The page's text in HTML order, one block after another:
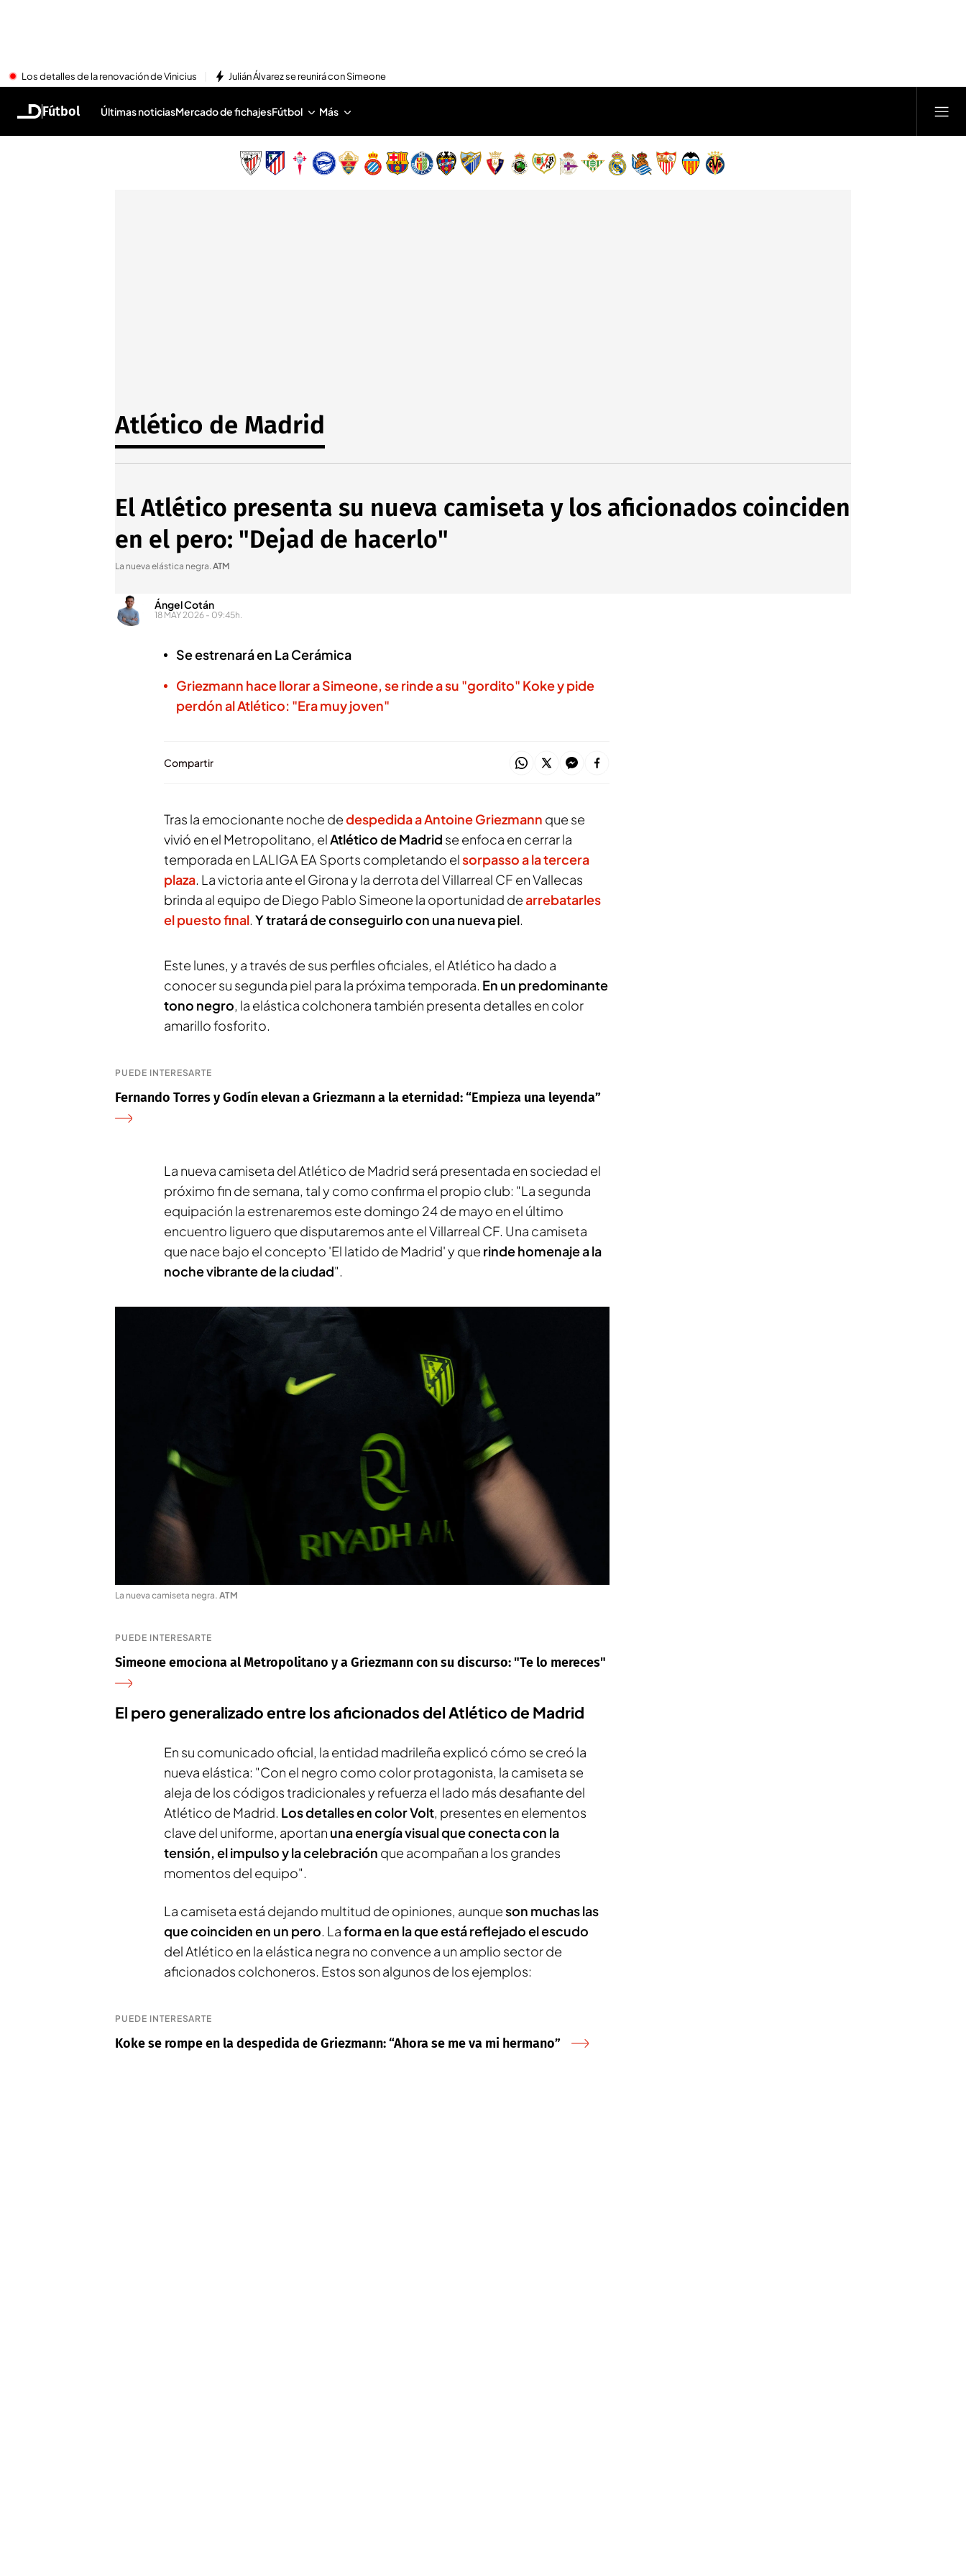
Los detalles de la renovación de Vinicius Julián Álvarez se reunirá con Simeone
Fútbol Últimas noticiasMercado de fichajesFútbol Más
Atlético de Madrid
El Atlético presenta su nueva camiseta y los aficionados coinciden
en el pero: "Dejad de hacerlo"
La nueva elástica negra.ATM
Ángel Cotán
18 MAY 2026 - 09:45h.
Se estrenará en La Cerámica
Griezmann hace llorar a Simeone, se rinde a su "gordito" Koke y pide
perdón al Atlético: "Era muy joven"
Compartir
Tras la emocionante noche dedespedida a Antoine Griezmann que se
vivió en el Metropolitano, elAtlético de Madrid se enfoca en cerrar la
temporada en LALIGA EA Sports completando elsorpasso a la tercera
plaza. La victoria ante el Girona y la derrota del Villarreal CF en Vallecas
brinda al equipo de Diego Pablo Simeone la oportunidad dearrebatarles
el puesto final. Y tratará de conseguirlo con una nueva piel.
Este lunes, y a través de sus perfiles oficiales, el Atlético ha dado a
conocer su segunda piel para la próxima temporada. En un predominante
tono negro, la elástica colchonera también presenta detalles en color
amarillo fosforito.
PUEDE INTERESARTE
Fernando Torres y Godín elevan a Griezmann a la eternidad: “Empieza una leyenda”
La nueva camiseta del Atlético de Madrid será presentada en sociedad el
próximo fin de semana, tal y como confirma el propio club: "La segunda
equipación la estrenaremos este domingo 24 de mayo en el último
encuentro liguero que disputaremos ante el Villarreal CF. Una camiseta
que nace bajo el concepto 'El latido de Madrid' y que rinde homenaje a la
noche vibrante de la ciudad".
La nueva camiseta negra. ATM
PUEDE INTERESARTE
Simeone emociona al Metropolitano y a Griezmann con su discurso: "Te lo mereces"
El pero generalizado entre los aficionados del Atlético de Madrid
En su comunicado oficial, la entidad madrileña explicó cómo se creó la
nueva elástica: "Con el negro como color protagonista, la camiseta se
aleja de los códigos tradicionales y refuerza el lado más desafiante del
Atlético de Madrid. Los detalles en color Volt, presentes en elementos
clave del uniforme, aportan una energía visual que conecta con la
tensión, el impulso y la celebración que acompañan a los grandes
momentos del equipo".
La camiseta está dejando multitud de opiniones, aunqueson muchas las
que coinciden en un pero. Laforma en la que está reflejado el escudo
del Atlético en la elástica negra no convence a un amplio sector de
aficionados colchoneros. Estos son algunos de los ejemplos:
PUEDE INTERESARTE
Koke se rompe en la despedida de Griezmann: “Ahora se me va mi hermano”